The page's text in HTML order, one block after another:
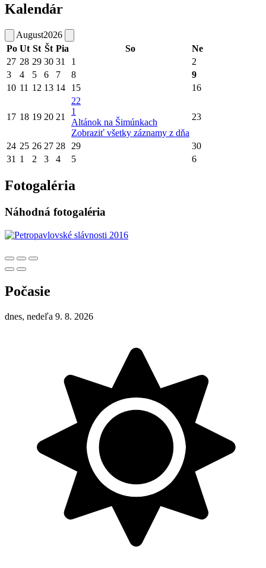
Kalendár
August2026
Po Ut St Št Pia So
Ne
27 28 29 30 31 1
2
3
4 5 6 7 8
9
10 11 12 13 14 15 16
17 18 19 20 21
22
1
Altánok na Šimúnkach
Zobraziť všetky záznamy z dňa
23
24 25 26 27 28 29
30
31 1 2 3 4 5 6
Fotogaléria
Náhodná fotogaléria
Počasie
dnes, nedeľa 9. 8. 2026